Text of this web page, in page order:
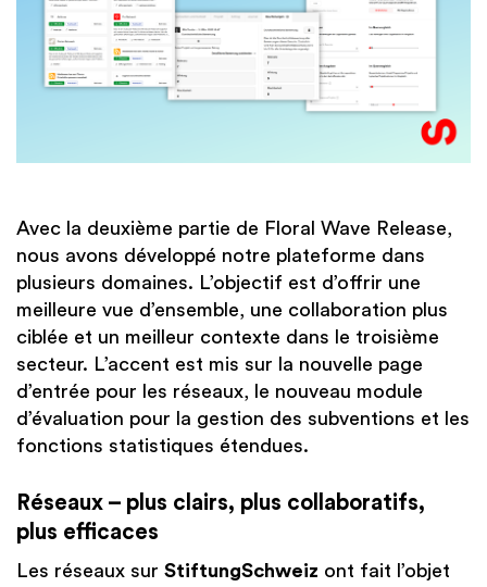
Avec la deuxième partie de Floral Wave Release,
nous avons développé notre plateforme dans
plusieurs domaines. L’objectif est d’offrir une
meilleure vue d’ensemble, une collaboration plus
ciblée et un meilleur contexte dans le troisième
secteur. L’accent est mis sur la nouvelle page
d’entrée pour les réseaux, le nouveau module
d’évaluation pour la gestion des subventions et les
fonctions statistiques étendues.
Réseaux – plus clairs, plus collaboratifs,
plus efficaces
Les réseaux sur StiftungSchweiz ont fait l’objet